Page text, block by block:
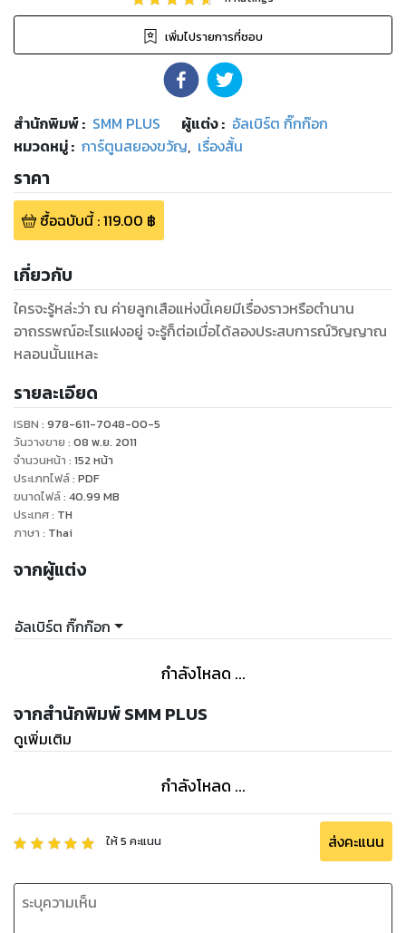
เพิ่มไปรายการที่ชอบ
สำนักพิมพ์: SMM PLUS ผู้แต่ง : อัลเบิร์ต กิ๊กก๊อก
หมวดหมู่: การ์ตูนสยองขวัญ, เรื่องสั้น
ราคา
ซื้อฉบับนี้:119.00 ฿
เกี่ยวกับ
ใครจะรู้หล่ะว่า ณ ค่ายลูกเสือแห่งนี้เคยมีเรื่องราวหรือตำนาน
อาถรรพณ์อะไรแฝงอยู่ จะรู้ก็ต่อเมื่อได้ลองประสบการณ์วิญญาณ
หลอนนั้นแหละ
รายละเอียด
ISBN : 978-611-7048-00-5
วันวางขาย : 08 พ.ย. 2011
จำนวนหน้า : 152 หน้า
ประเภทไฟล์: PDF
ขนาดไฟล์: 40.99 MB
ประเทศ: TH
ภาษา : Thai
จากผู้แต่ง
อัลเบิร์ต กิ๊กก๊อก
กำลังโหลด ...
จากสำนักพิมพ์ SMM PLUS
ดูเพิ่มเติม
กำลังโหลด ...
ให้5 คะแนน ส่งคะแนน